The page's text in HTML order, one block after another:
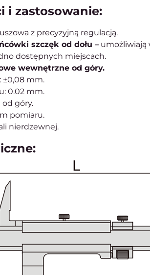
i zastosowanie:
z precyzyjną regulacją.
szczęk od dołu – umożliwiają
dostępnych miejscach.
wewnętrzne od góry.
±0,08 mm.
0.02 mm.
od góry.
pomiaru.
nierdzewnej.